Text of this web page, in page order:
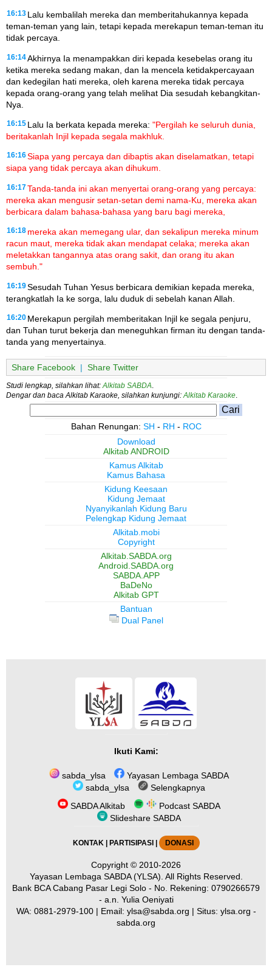
16:13 Lalu kembalilah mereka dan memberitahukannya kepada
teman-teman yang lain, tetapi kepada merekapun teman-teman itu
tidak percaya.
16:14Akhirnya Ia menampakkan diri kepada kesebelas orang itu
ketika mereka sedang makan, dan Ia mencela ketidakpercayaan
dan kedegilan hati mereka, oleh karena mereka tidak percaya
kepada orang-orang yang telah melihat Dia sesudah kebangkitan-
Nya.
16:15 Lalu Ia berkata kepada mereka: "Pergilah ke seluruh dunia,
beritakanlah Injil kepada segala makhluk.
16:16Siapa yang percaya dan dibaptis akan diselamatkan, tetapi
siapa yang tidak percaya akan dihukum.
16:17Tanda-tanda ini akan menyertai orang-orang yang percaya:
mereka akan mengusir setan-setan demi nama-Ku, mereka akan
berbicara dalam bahasa-bahasa yang baru bagi mereka,
16:18 mereka akan memegang ular, dan sekalipun mereka minum
racun maut, mereka tidak akan mendapat celaka; mereka akan
meletakkan tangannya atas orang sakit, dan orang itu akan
sembuh."
16:19Sesudah Tuhan Yesus berbicara demikian kepada mereka,
terangkatlah Ia ke sorga, lalu duduk di sebelah kanan Allah.
16:20 Merekapun pergilah memberitakan Injil ke segala penjuru,
dan Tuhan turut bekerja dan meneguhkan firman itu dengan tanda-
tanda yang menyertainya.
Share Facebook | Share Twitter
Studi lengkap, silahkan lihat: Alkitab SABDA
Dengar dan baca Alkitab Karaoke, silahkan kunjungi: Alkitab Karaoke
Bahan Renungan: SH - RH - ROC
Download
Alkitab ANDROID
Kamus Alkitab
Kamus Bahasa
Kidung Keesaan
Kidung Jemaat
Nyanyikanlah Kidung Baru
Pelengkap Kidung Jemaat
Alkitab.mobi
Copyright
Alkitab.SABDA.org
Android.SABDA.org
SABDA.APP
BaDeNo
Alkitab GPT
Bantuan
Dual Panel
Ikuti Kami:
sabda_ylsa
Yayasan Lembaga SABDA
sabda_ylsa
Selengkapnya
SABDA Alkitab
Podcast SABDA
Slideshare SABDA
KONTAK| PARTISIPASI DONASI
Copyright © 2010-2026
Yayasan Lembaga SABDA (YLSA). All Rights Reserved.
Bank BCA Cabang Pasar Legi Solo - No. Rekening: 0790266579
- a.n. Yulia Oeniyati
WA: 0881-2979-100| Email: ylsa@sabda.org | Situs: ylsa.org -
sabda.org